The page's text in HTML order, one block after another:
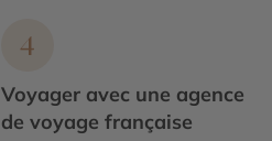
4
Voyager avec une agence
de voyage française